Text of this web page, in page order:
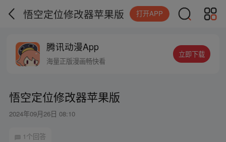
悟空定位修改器苹果版 打开APP
腾讯动漫App
海量正版漫画畅快看
立即下载
悟空定位修改器苹果版
2024年09月26日 08:10
1个回答